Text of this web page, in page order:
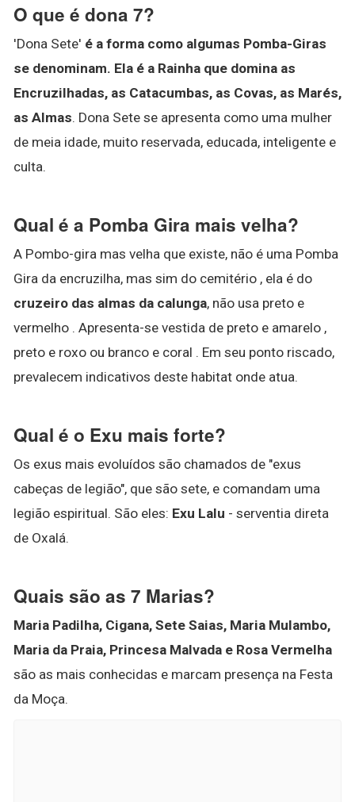
O que é dona 7?
'Dona Sete' é a forma como algumas Pomba-Giras
se denominam. Ela é a Rainha que domina as
Encruzilhadas, as Catacumbas, as Covas, as Marés,
as Almas. Dona Sete se apresenta como uma mulher
de meia idade, muito reservada, educada, inteligente e
culta.
Qual é a Pomba Gira mais velha?
A Pombo-gira mas velha que existe, não é uma Pomba
Gira da encruzilha, mas sim do cemitério , ela é do
cruzeiro das almas da calunga, não usa preto e
vermelho . Apresenta-se vestida de preto e amarelo ,
preto e roxo ou branco e coral . Em seu ponto riscado,
prevalecem indicativos deste habitat onde atua.
Qual é o Exu mais forte?
Os exus mais evoluídos são chamados de "exus
cabeças de legião", que são sete, e comandam uma
legião espiritual. São eles: Exu Lalu - serventia direta
de Oxalá.
Quais são as 7 Marias?
Maria Padilha, Cigana, Sete Saias, Maria Mulambo,
Maria da Praia, Princesa Malvada e Rosa Vermelha
são as mais conhecidas e marcam presença na Festa
da Moça.